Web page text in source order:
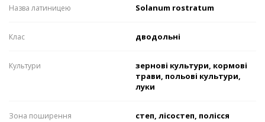
Назва латиницею Solanum rostratum
Клас дводольні
Культури
зернові культури, кормові
трави, польові культури,
луки
Зона поширення степ, лісостеп, полісся